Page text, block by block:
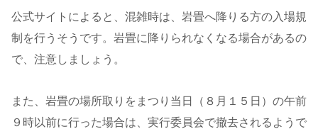
公式サイトによると、混雑時は、岩畳へ降りる方の入場規
制を行うそうです。岩畳に降りられなくなる場合があるの
で、注意しましょう。
また、岩畳の場所取りをまつり当日（８月１５日）の午前
９時以前に行った場合は、実行委員会で撤去されるようで